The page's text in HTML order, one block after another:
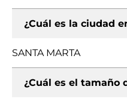
¿Cuál es la ciudad
SANTA MARTA
¿Cuál es el tamaño